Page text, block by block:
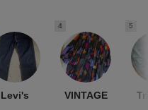
Levi's
4
VINTAGE
5